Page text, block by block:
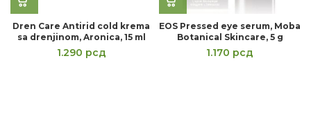
Dren Care Antirid cold krema
sa drenjinom, Aronica, 15 ml
1.290 рсд
EOS Pressed eye serum, Moba
Botanical Skincare, 5 g
1.170 рсд